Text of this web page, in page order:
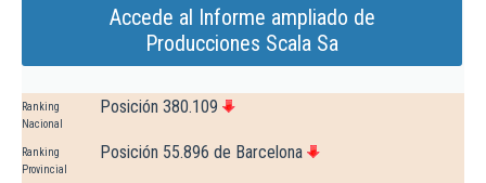
Accede al Informe ampliado de
Producciones Scala Sa
Ranking
Nacional
Posición 380.109
Ranking
Provincial
Posición 55.896 de Barcelona